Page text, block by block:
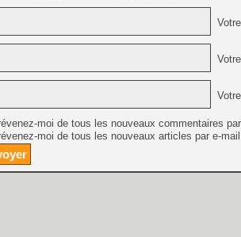
moi de tous les nouveaux commentaires
moi de tous les nouveaux articles par e-